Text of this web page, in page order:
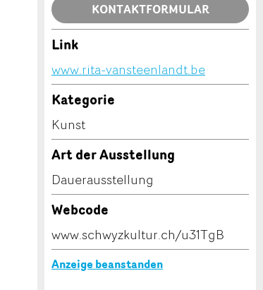
KONTAKTFORMULAR
Link
www.rita-vansteenlandt.be
Kategorie
Kunst
Art der Ausstellung
Dauerausstellung
Webcode
www.schwyzkultur.ch/u31TgB
Anzeige beanstanden